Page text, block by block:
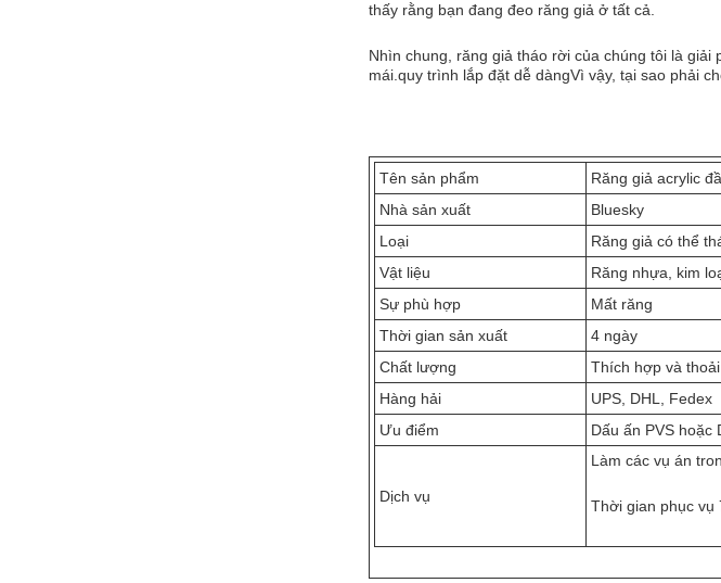
thấy rằng bạn đang đeo răng giả ở tất cả.
Nhìn chung, răng giả tháo rời của chúng tôi là
mái.quy trình lắp đặt dễ dàngVì vậy, tại sao phải
Tên sản phẩm
Răng giả acrylic
Nhà sản xuất
Bluesky
Loại
Răng giả có thể
Vật liệu
Răng nhựa, kim
Sự phù hợp
Mất răng
Thời gian sản xuất
4 ngày
Chất lượng
Thích hợp và
Hàng hải
UPS, DHL, Fedex
Ưu điểm
Dấu ấn PVS hoặc
Dịch vụ
Làm các vụ án
Thời gian phục vụ